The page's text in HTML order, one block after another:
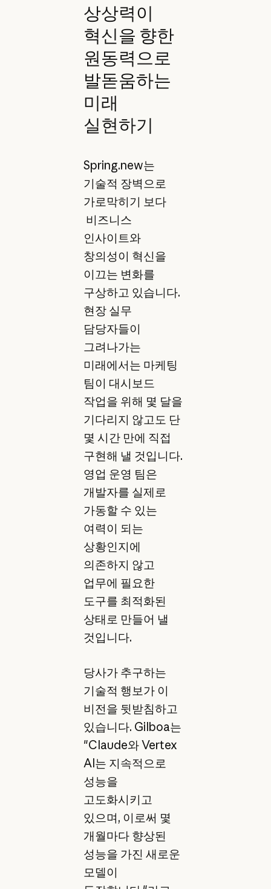
상상력이
혁신을 향한
원동력으로
발돋움하는
미래
실현하기
Spring.new는
기술적 장벽으로
가로막히기 보다
비즈니스
인사이트와
창의성이 혁신을
이끄는 변화를
구상하고 있습니다.
현장 실무
담당자들이
그려나가는
미래에서는 마케팅
팀이 대시보드
작업을 위해 몇 달을
기다리지 않고도 단
몇 시간 만에 직접
구현해 낼 것입니다.
영업 운영 팀은
개발자를 실제로
가동할 수 있는
여력이 되는
상황인지에
의존하지 않고
업무에 필요한
도구를 최적화된
상태로 만들어 낼
것입니다.
당사가 추구하는
기술적 행보가 이
비전을 뒷받침하고
있습니다. Gilboa는
"Claude와 Vertex
AI는 지속적으로
성능을
고도화시키고
있으며, 이로써 몇
개월마다 향상된
성능을 가진 새로운
모델이